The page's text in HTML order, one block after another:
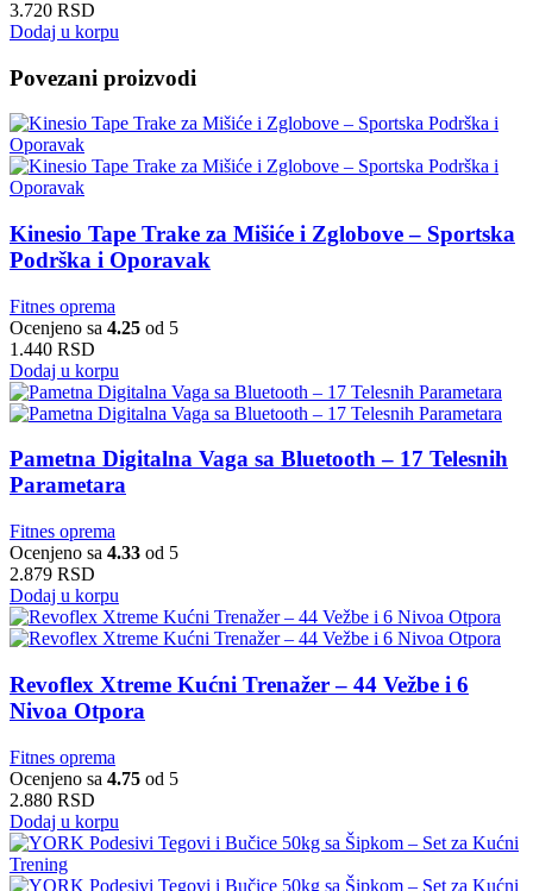
3.720 RSD
Dodaj u korpu
Povezani proizvodi
Kinesio Tape Trake za Mišiće i Zglobove – Sportska
Podrška i Oporavak
Fitnes oprema
Ocenjeno sa 4.25 od 5
1.440 RSD
Dodaj u korpu
Pametna Digitalna Vaga sa Bluetooth – 17 Telesnih
Parametara
Fitnes oprema
Ocenjeno sa 4.33 od 5
2.879 RSD
Dodaj u korpu
Revoflex Xtreme Kućni Trenažer – 44 Vežbe i 6
Nivoa Otpora
Fitnes oprema
Ocenjeno sa 4.75 od 5
2.880 RSD
Dodaj u korpu